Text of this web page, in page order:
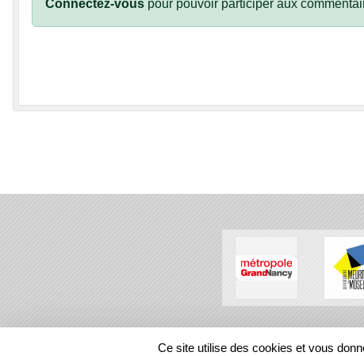
Connectez-vous pour pouvoir participer aux
REGIONS
Ce site utilise des cookies et vous